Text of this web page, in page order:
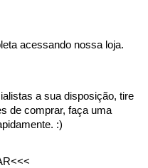
acessando nossa loja.
a sua disposição, tire
de comprar, faça uma
:)